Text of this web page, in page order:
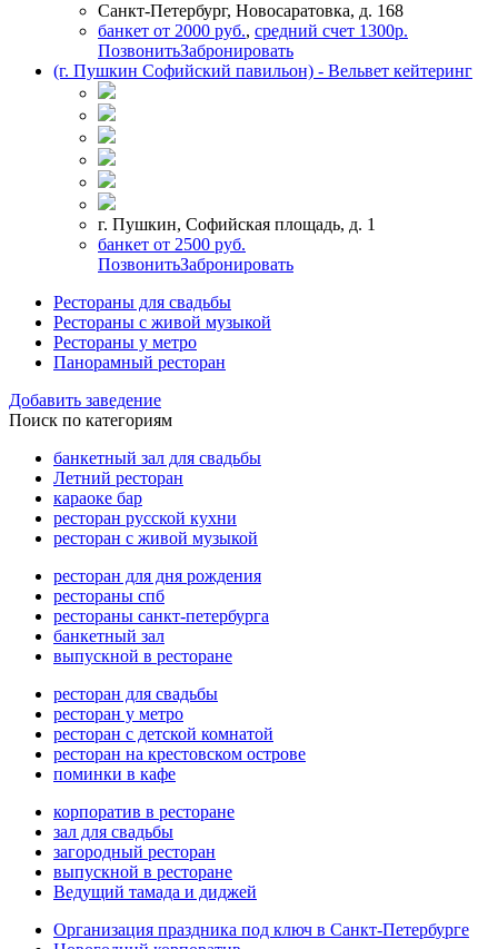
Санкт-Петербург, Новосаратовка, д. 168
банкет от 2000 руб., средний счет 1300р.
ПозвонитьЗабронировать
(г. Пушкин Софийский павильон) - Вельвет кейтеринг
г. Пушкин, Софийская площадь, д. 1
банкет от 2500 руб.
ПозвонитьЗабронировать
Рестораны для свадьбы
Рестораны с живой музыкой
Рестораны у метро
Панорамный ресторан
Добавить заведение
Поиск по категориям
банкетный зал для свадьбы
Летний ресторан
караоке бар
ресторан русской кухни
ресторан с живой музыкой
ресторан для дня рождения
рестораны спб
рестораны санкт-петербурга
банкетный зал
выпускной в ресторане
ресторан для свадьбы
ресторан у метро
ресторан с детской комнатой
ресторан на крестовском острове
поминки в кафе
корпоратив в ресторане
зал для свадьбы
загородный ресторан
выпускной в ресторане
Ведущий тамада и диджей
Организация праздника под ключ в Санкт-Петербурге